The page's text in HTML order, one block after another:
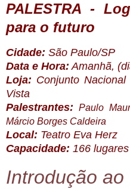
PALESTRA -
para o futuro
Cidade: São Paulo/SP
Data e Hora: Amanhã,
Loja: Conjunto
Vista
Palestrantes:
Paulo
Márcio Borges Caldeira
Local: Teatro Eva Herz
Capacidade: 166 lugares
Introdução